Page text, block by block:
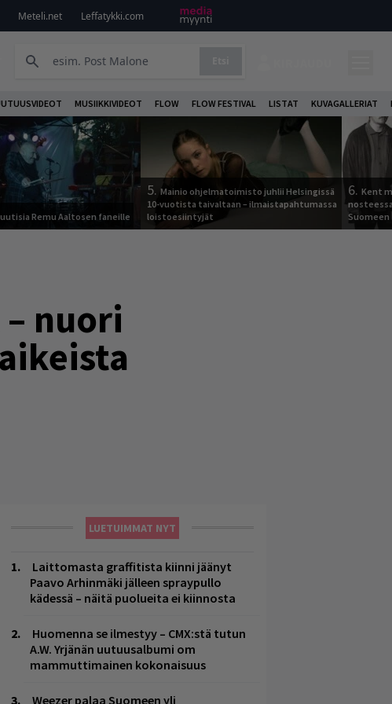
Meteli.net Leffatykki.com
MUSIIKKIVIDEOT FLOW FLOW FESTIVAL LISTAT KUVAGALLERIAT
Remu Aaltosen faneille
5. Mainio ohjelmatoimisto juhlii Helsingissä
10-vuotista taivaltaan – ilmaistapahtumassa
loistoesiintyjät
6. Kent
Suomeen
nuori
LUETUIMMAT NYT
Laittomasta graffitista kiinni jäänyt
Paavo Arhinmäki jälleen spraypullo
kädessä – näitä puolueita ei kiinnosta
Huomenna se ilmestyy – CMX:stä tutun
A.W. Yrjänän uutuusalbumi om
mammuttimainen kokonaisuus
Weezer palaa Suomeen yli